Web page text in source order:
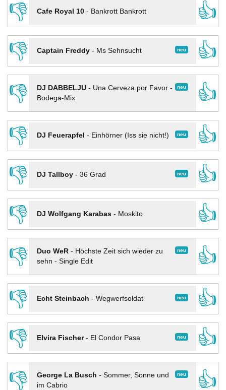
👎
Cafe Royal 10- Bankrott Bankrott
👍
👎
neu
Captain Freddy- Ms Sehnsucht
👍
👎
neu
DJ DABBELJU- Una Cerveza por Favor -
Bodega-Mix
👍
👎
neu
DJ Feuerapfel - Einhörner (Iss sie nicht!)
👍
👎
neu
DJ Tallboy- 36 Grad
👍
👎
DJ Wolfgang Karabas- Moskito
👍
👎
neu
Duo WeR- Höchste Zeit sich wieder zu
sehn - Single Edit
👍
👎
neu
Echt Steinbach - Wegwerfsoldat
👍
👎
neu
Elvira Fischer- El Condor Pasa
👍
👎
neu
George La Busch - Sommer, Sonne und
im Cabrio
👍